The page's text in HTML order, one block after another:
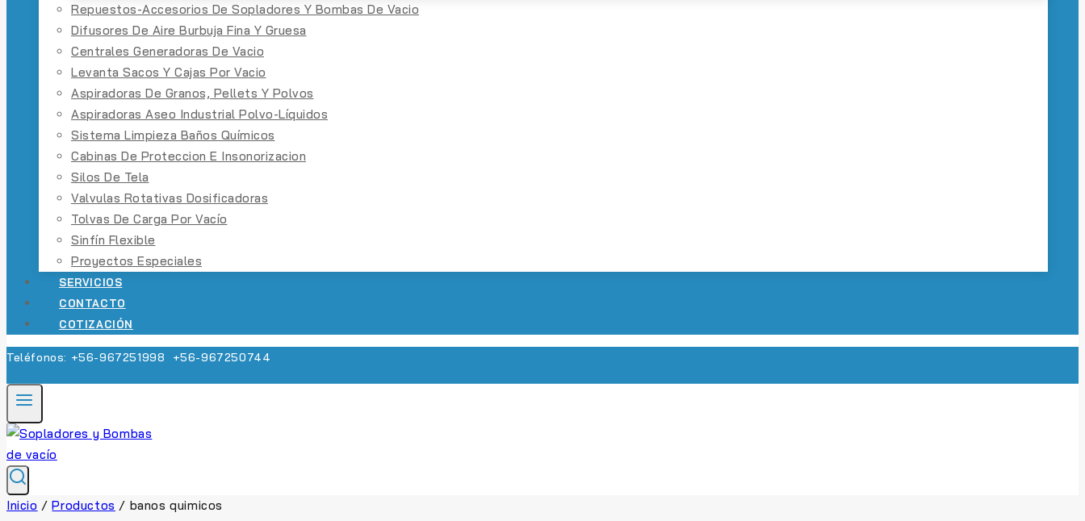
Repuestos-Accesorios De Sopladores Y Bombas De Vacio
Difusores De Aire Burbuja Fina Y Gruesa
Centrales Generadoras De Vacio
Levanta Sacos Y Cajas Por Vacio
Aspiradoras De Granos, Pellets Y Polvos
Aspiradoras Aseo Industrial Polvo-Líquidos
Sistema Limpieza Baños Químicos
Cabinas De Proteccion E Insonorizacion
Silos De Tela
Valvulas Rotativas Dosificadoras
Tolvas De Carga Por Vacío
Sinfín Flexible
Proyectos Especiales
SERVICIOS
CONTACTO
COTIZACIÓN
Teléfonos: +56-967251998 +56-967250744
Inicio / Productos / banos quimicos